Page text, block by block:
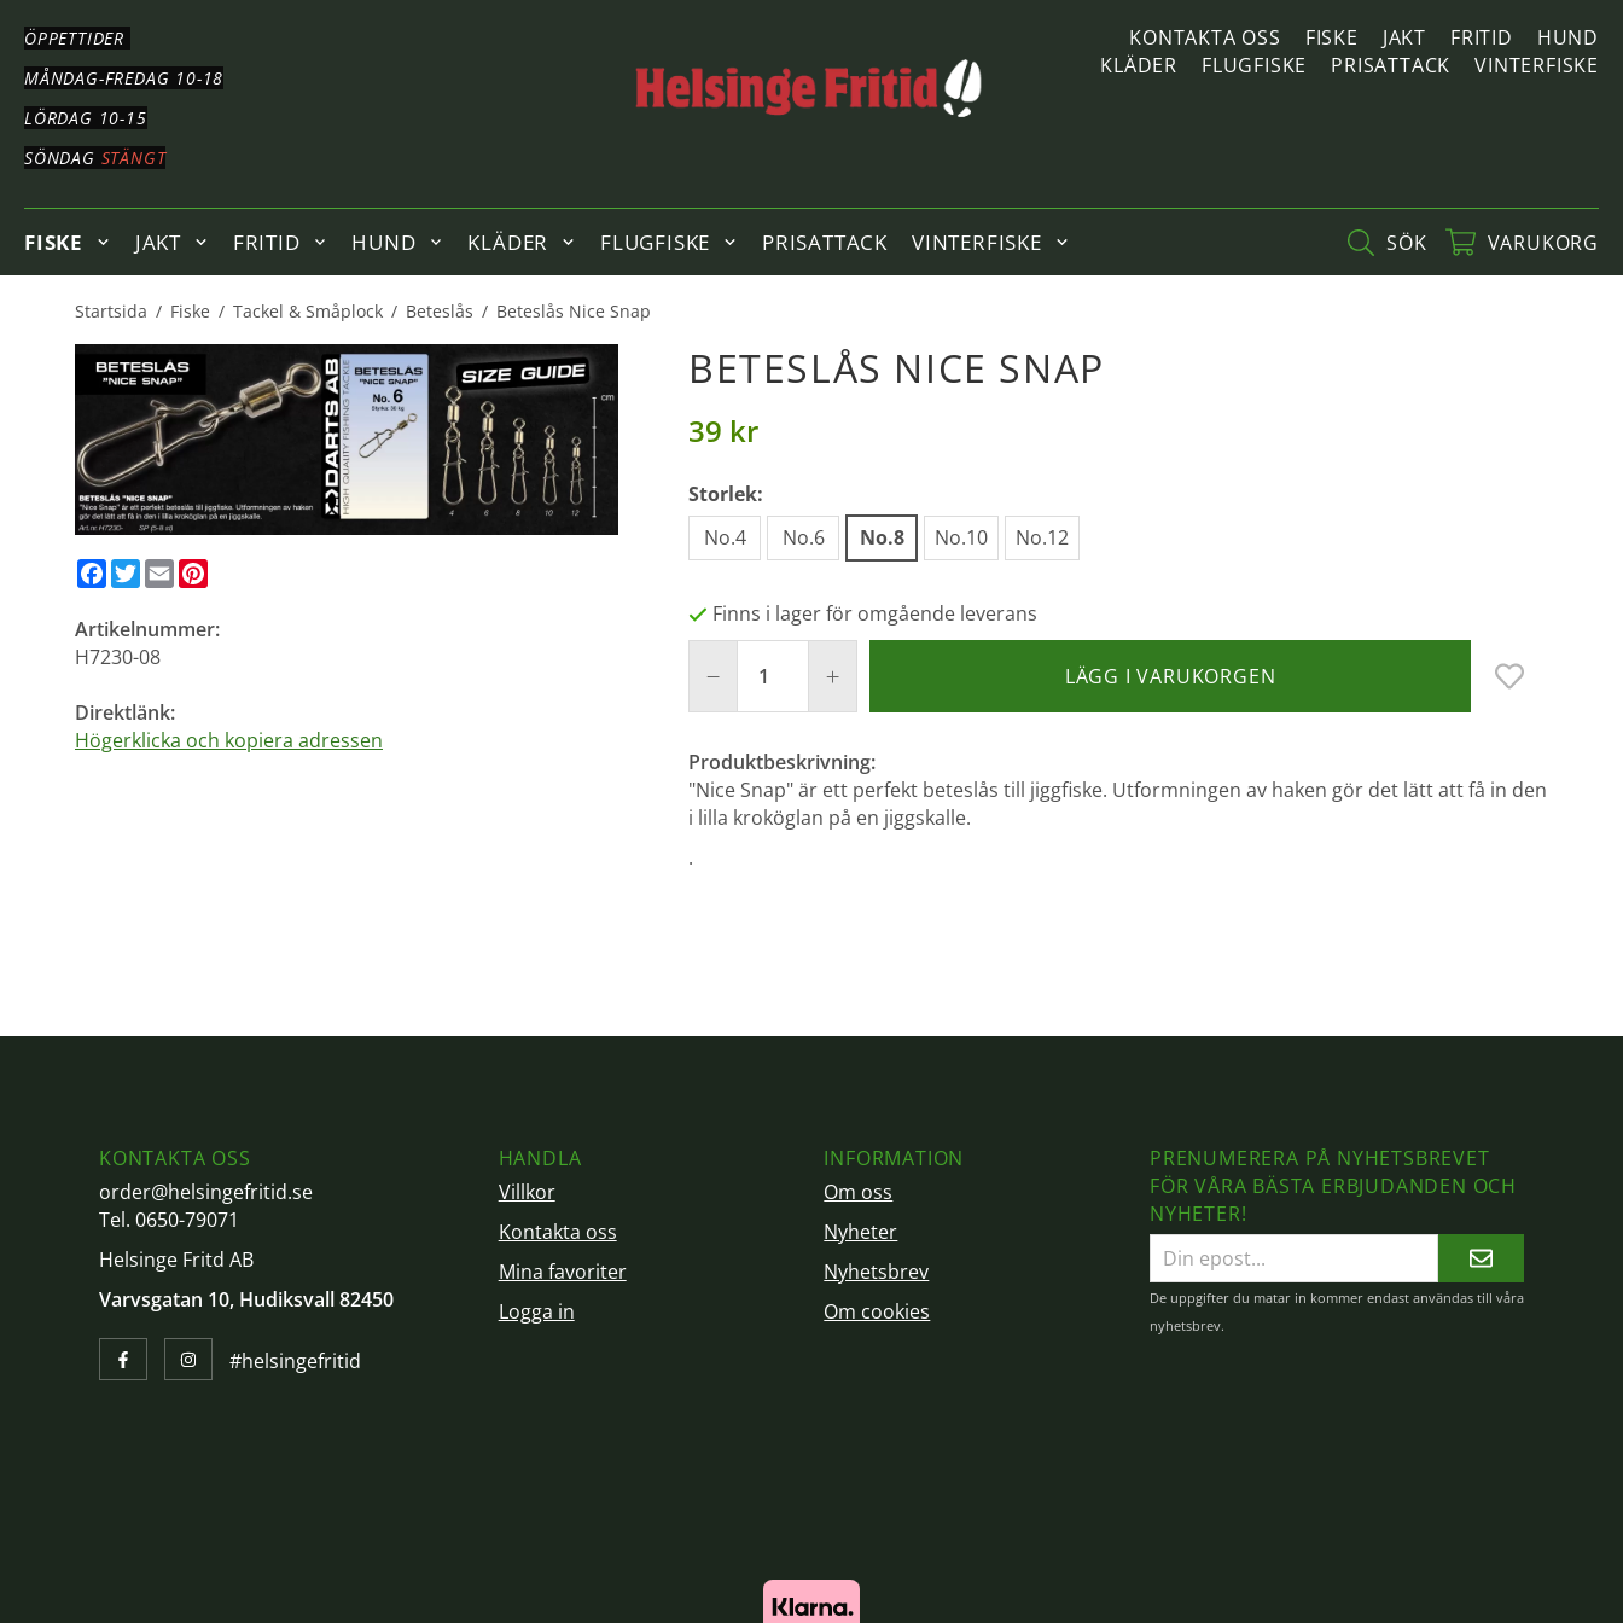
TILL
HUVUDNAVIGERINGHOPPA
TILL
HUVUDINNEHÅLLET
ÖPPETTIDER
MÅNDAG-FREDAG 10-18
LÖRDAG 10-15
SÖNDAG STÄNGT
KONTAKTA OSS FISKE JAKT FRITID
HUND
KLÄDER
FLUGFISKE PRISATTACK VINTERFISKE
FISKE JAKT FRITID HUND KLÄDER FLUGFISKE PRISATTACK VINTERFISKE SÖK VARUKORG
Startsida / Fiske / Tackel & Småplock / Beteslås / Beteslås Nice Snap
BETESLÅS NICE SNAP
39 kr
Storlek:
No.4
No.6 No.8 No.10 No.12
Finns i lager för omgående leverans
LÄGG I VARUKORGEN
Produktbeskrivning:
"Nice Snap" är ett perfekt beteslås till jiggfiske. Utformningen av haken gör det lätt att få in den
i lilla kroköglan på en jiggskalle.
.
Facebook
Twitter
Email
Artikelnummer:
H7230-08
Direktlänk:
Högerklicka och kopiera adressen
KONTAKTA OSS
order@helsingefritid.se
Tel. 0650-79071
Helsinge Fritd AB
Varvsgatan 10, Hudiksvall 82450
#helsingefritid
HANDLA
Villkor
Kontakta oss
Mina favoriter
Logga in
INFORMATION
Om oss
Nyheter
Nyhetsbrev
Om cookies
PRENUMERERA PÅ NYHETSBREVET
FÖR VÅRA BÄSTA ERBJUDANDEN OCH
NYHETER!
E-
postadress
De uppgifter du matar in kommer endast användas till våra
nyhetsbrev.